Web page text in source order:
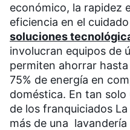
económico, la rapidez
eficiencia en el
soluciones
involucran equipos de
permiten ahorrar
75% de energía en
doméstica. En tan solo
de los franquiciados
más de una